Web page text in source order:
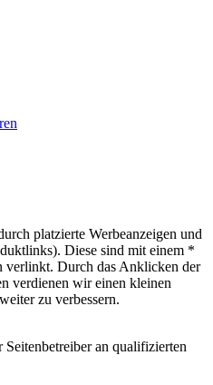
platzierte Werbeanzeigen und
Diese sind mit einem *
verlinkt. Durch das Anklicken der
verdienen wir einen kleinen
zu verbessern.
an qualifizierten